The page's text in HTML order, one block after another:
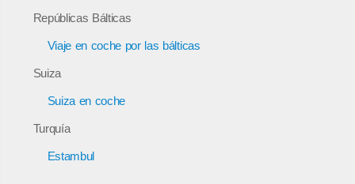
Repúblicas Bálticas
Viaje en coche por las bálticas
Suiza
Suiza en coche
Turquía
Estambul